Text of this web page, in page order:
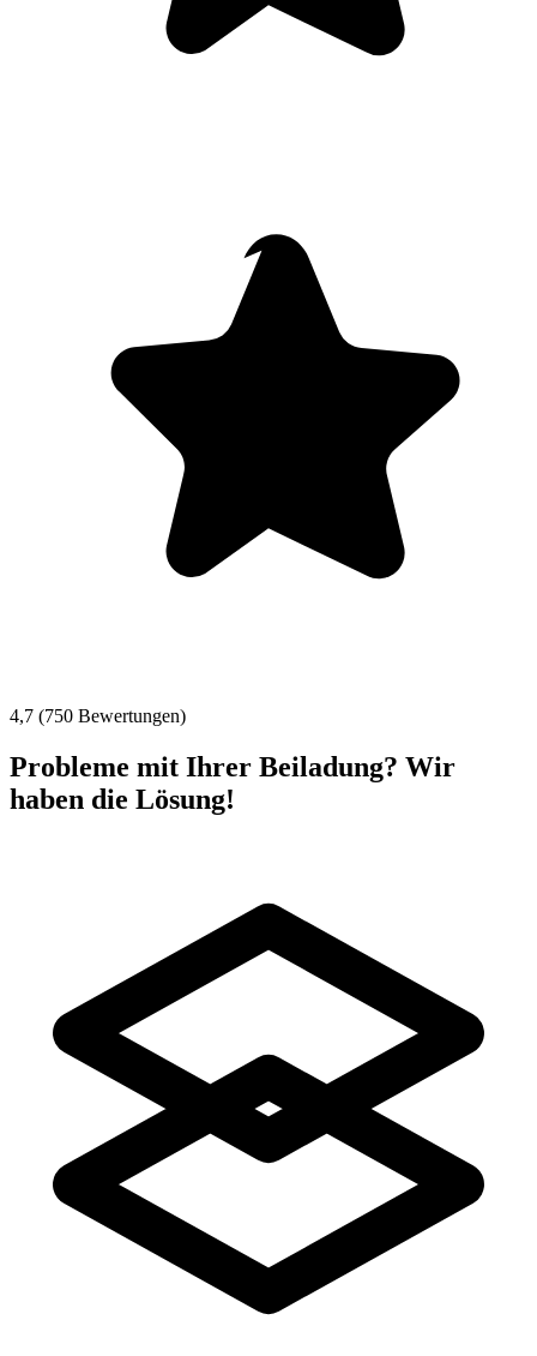
4,7 (750 Bewertungen)
Probleme mit Ihrer Beiladung? Wir
haben die Lösung!